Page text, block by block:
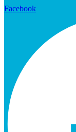
Facebook